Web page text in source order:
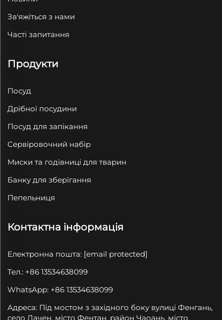
Зв'яжіться з нами
Часті запитання
Продукти
Посуд
Дрібної посудини
Посуд для запікання
Сервіровочний набір
Миски та годівниці для тварин
Банку для зберігання
Пепельниця
Контактна інформація
Електронна пошта: [email protected]
Тел.: +86 13534638099
WhatsApp: +86 13534638099
Адреса: Під мостом з західного боку вулиці Фенгань,
село Дачен, місто Фентан, район Чаоань, місто